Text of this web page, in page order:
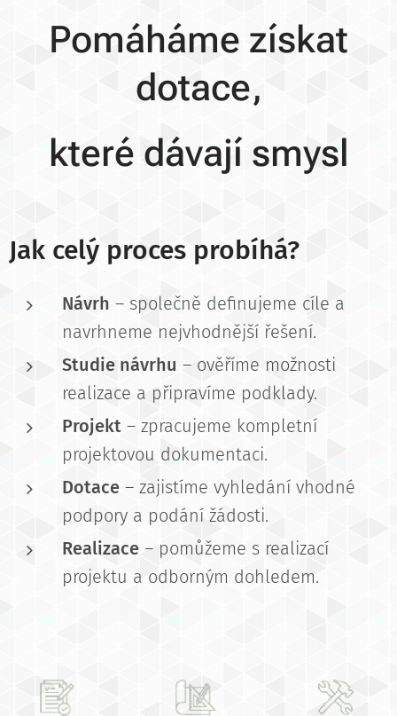
Pomáháme získat
dotace,
které dávají smysl
Jak celý proces probíhá?
Návrh – společně definujeme cíle a
navrhneme nejvhodnější řešení.
Studie návrhu – ověříme možnosti
realizace a připravíme podklady.
Projekt – zpracujeme kompletní
projektovou dokumentaci.
Dotace – zajistíme vyhledání vhodné
podpory a podání žádosti.
Realizace – pomůžeme s realizací
projektu a odborným dohledem.